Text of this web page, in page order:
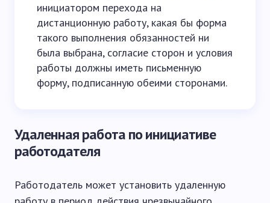
инициатором перехода на
дистанционную работу, какая бы форма
такого выполнения обязанностей ни
была выбрана, согласие сторон и условия
работы должны иметь письменную
форму, подписанную обеими сторонами.
Удаленная работа по инициативе
работодателя
Работодатель может установить удаленную